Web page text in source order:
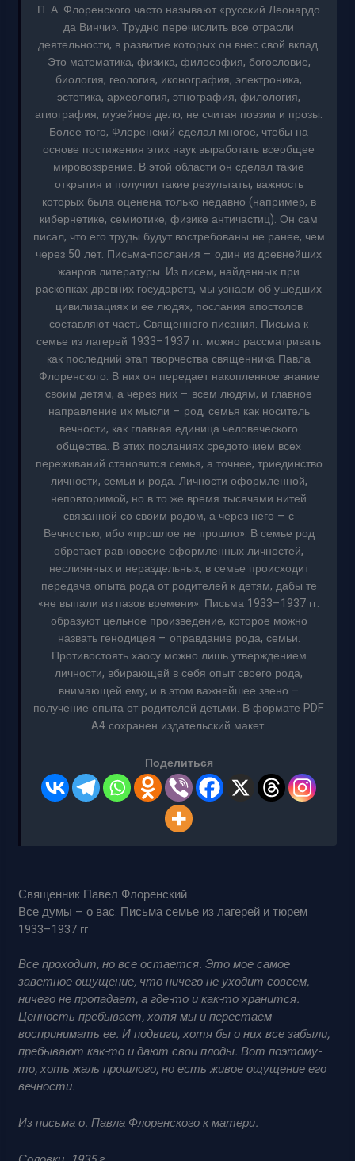
П. А. Флоренского часто называют «русский Леонардо
да Винчи». Трудно перечислить все отрасли
деятельности, в развитие которых он внес свой вклад.
Это математика, физика, философия, богословие,
биология, геология, иконография, электроника,
эстетика, археология, этнография, филология,
агиография, музейное дело, не считая поэзии и прозы.
Более того, Флоренский сделал многое, чтобы на
основе постижения этих наук выработать всеобщее
мировоззрение. В этой области он сделал такие
открытия и получил такие результаты, важность
которых была оценена только недавно (например, в
кибернетике, семиотике, физике античастиц). Он сам
писал, что его труды будут востребованы не ранее, чем
через 50 лет. Письма-послания – один из древнейших
жанров литературы. Из писем, найденных при
раскопках древних государств, мы узнаем об ушедших
цивилизациях и ее людях, послания апостолов
составляют часть Священного писания. Письма к
семье из лагерей 1933–1937 гг. можно рассматривать
как последний этап творчества священника Павла
Флоренского. В них он передает накопленное знание
своим детям, а через них – всем людям, и главное
направление их мысли – род, семья как носитель
вечности, как главная единица человеческого
общества. В этих посланиях средоточием всех
переживаний становится семья, а точнее, триединство
личности, семьи и рода. Личности оформленной,
неповторимой, но в то же время тысячами нитей
связанной со своим родом, а через него – с
Вечностью, ибо «прошлое не прошло». В семье род
обретает равновесие оформленных личностей,
неслиянных и нераздельных, в семье происходит
передача опыта рода от родителей к детям, дабы те
«не выпали из пазов времени». Письма 1933–1937 гг.
образуют цельное произведение, которое можно
назвать генодицея – оправдание рода, семьи.
Противостоять хаосу можно лишь утверждением
личности, вбирающей в себя опыт своего рода,
внимающей ему, и в этом важнейшее звено –
получение опыта от родителей детьми. В формате PDF
A4 сохранен издательский макет.
Поделиться
Священник Павел Флоренский
Все думы – о вас. Письма семье из лагерей и тюрем
1933–1937 гг
Все проходит, но все остается. Это мое самое
заветное ощущение, что ничего не уходит совсем,
ничего не пропадает, а где-то и как-то хранится.
Ценность пребывает, хотя мы и перестаем
воспринимать ее. И подвиги, хотя бы о них все забыли,
пребывают как-то и дают свои плоды. Вот поэтому-
то, хоть жаль прошлого, но есть живое ощущение его
вечности.
Из письма о. Павла Флоренского к матери.